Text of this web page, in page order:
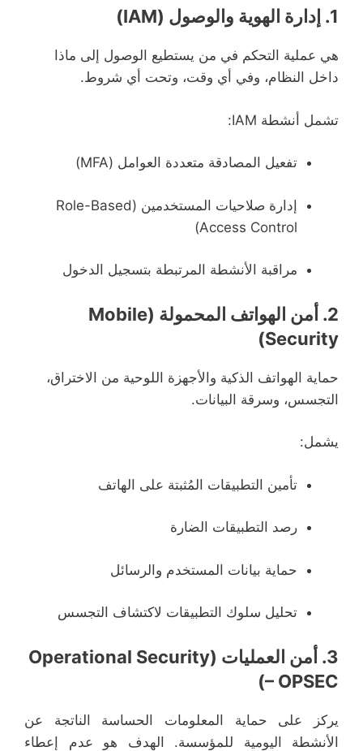
1. إدارة الهوية والوصول (IAM)
هي عملية التحكم في من يستطيع الوصول إلى ماذا
داخل النظام، وفي أي وقت، وتحت أي شروط.
تشمل أنشطة IAM:
تفعيل المصادقة متعددة العوامل (MFA)
إدارة صلاحيات المستخدمين (Role-Based
Access Control)
مراقبة الأنشطة المرتبطة بتسجيل الدخول
2.
أمن الهواتف المحمولة (Mobile
Security)
حماية الهواتف الذكية والأجهزة اللوحية من الاختراق،
التجسس، وسرقة البيانات.
يشمل:
تأمين التطبيقات المُثبتة على الهاتف
رصد التطبيقات الضارة
حماية بيانات المستخدم والرسائل
تحليل سلوك التطبيقات لاكتشاف التجسس
3.
أمن العمليات (Operational Security
– OPSEC)
يركز على حماية المعلومات الحساسة الناتجة عن
الأنشطة اليومية للمؤسسة. الهدف هو عدم إعطاء